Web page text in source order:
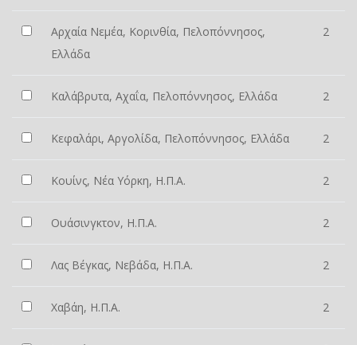
Αρχαία Νεμέα, Κορινθία, Πελοπόννησος,
Ελλάδα
2
Καλάβρυτα, Αχαΐα, Πελοπόννησος, Ελλάδα 2
Κεφαλάρι, Αργολίδα, Πελοπόννησος, Ελλάδα 2
Κουίνς, Νέα Υόρκη, Η.Π.Α. 2
Ουάσινγκτον, Η.Π.Α. 2
Λας Βέγκας, Νεβάδα, Η.Π.Α. 2
Χαβάη, Η.Π.Α. 2